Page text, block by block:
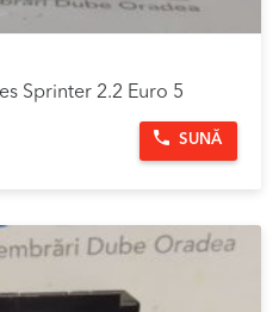
Sprinter 2.2 Euro 5
SUNĂ